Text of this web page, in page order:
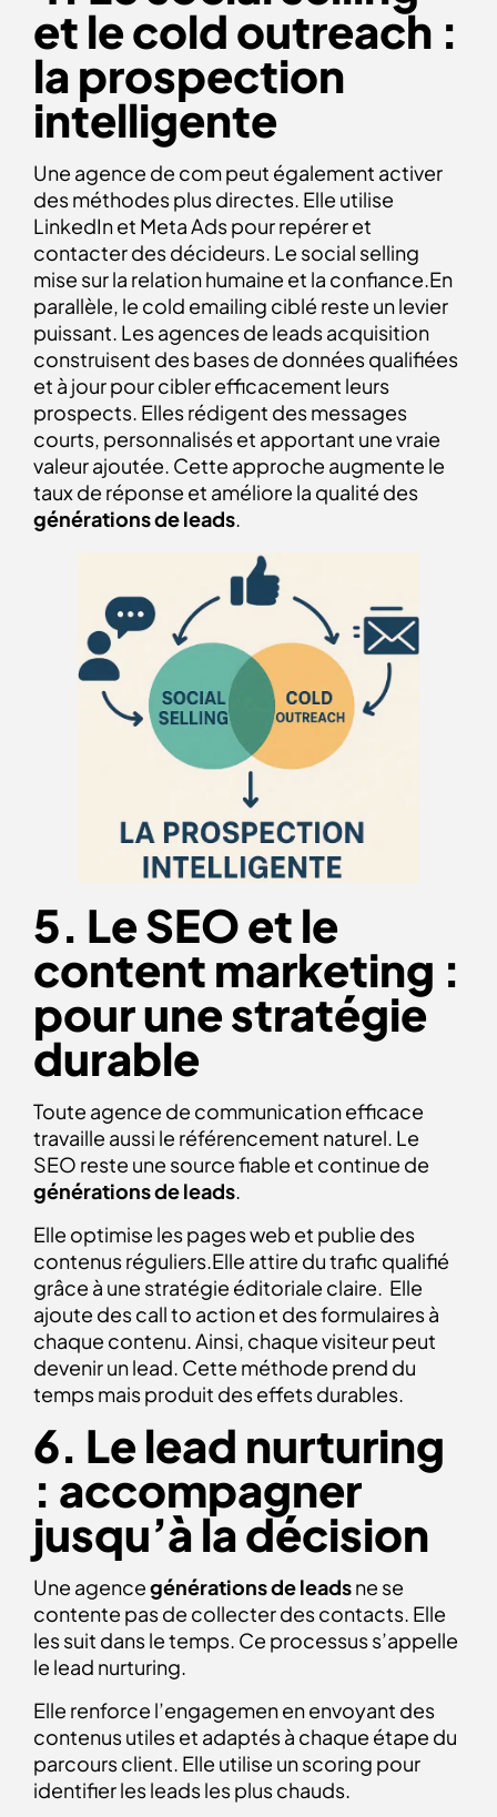
et le cold outreach :
la prospection
intelligente
Une agence de com peut également activer
des méthodes plus directes. Elle utilise
LinkedIn et Meta Ads pour repérer et
contacter des décideurs. Le social selling
mise sur la relation humaine et la confiance.En
parallèle, le cold emailing ciblé reste un levier
puissant. Les agences de leads acquisition
construisent des bases de données qualifiées
et à jour pour cibler efficacement leurs
prospects. Elles rédigent des messages
courts, personnalisés et apportant une vraie
valeur ajoutée. Cette approche augmente le
taux de réponse et améliore la qualité des
générations de leads.
5. Le SEO et le
content marketing :
pour une stratégie
durable
Toute agence de communication efficace
travaille aussi le référencement naturel. Le
SEO reste une source fiable et continue de
générations de leads.
Elle optimise les pages web et publie des
contenus réguliers.Elle attire du trafic qualifié
grâce à une stratégie éditoriale claire. Elle
ajoute des call to action et des formulaires à
chaque contenu. Ainsi, chaque visiteur peut
devenir un lead. Cette méthode prend du
temps mais produit des effets durables.
6. Le lead nurturing
: accompagner
jusqu’à la décision
Une agencegénérations de leadsne se
contente pas de collecter des contacts. Elle
les suit dans le temps. Ce processus s’appelle
le lead nurturing.
Elle renforce l’engagemen en envoyant des
contenus utiles et adaptés à chaque étape du
parcours client. Elle utilise un scoring pour
identifier les leads les plus chauds.